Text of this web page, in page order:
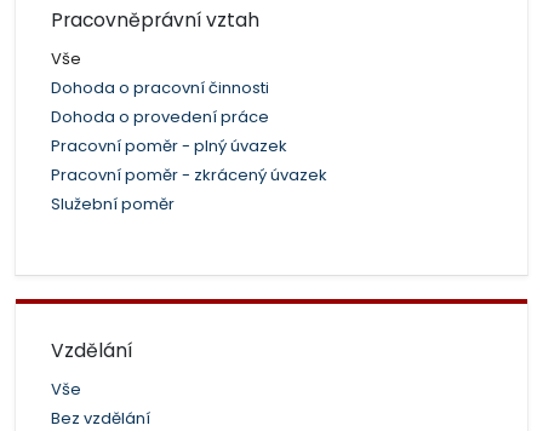
Pracovněprávní vztah
Vše
Dohoda o pracovní činnosti
Dohoda o provedení práce
Pracovní poměr - plný úvazek
Pracovní poměr - zkrácený úvazek
Služební poměr
Vzdělání
Vše
Bez vzdělání